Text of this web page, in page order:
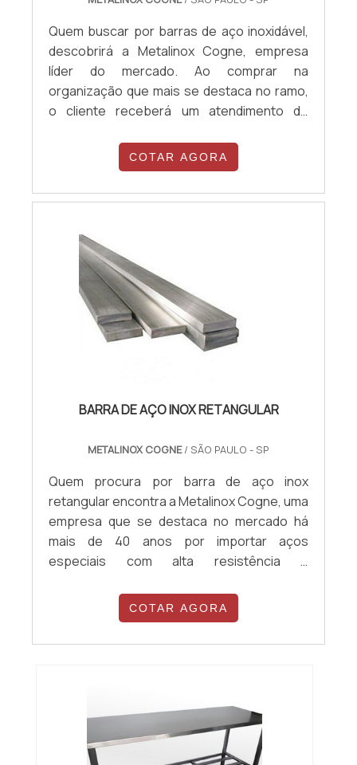
Quem buscar por barras de aço inoxidável,
descobrirá a Metalinox Cogne, empresa
líder do mercado. Ao comprar na
organização que mais se destaca no ramo,
o cliente receberá um atendimento de
produtos que solucionem qualquer
demanda. Quando a necessidade é barras
de aço inoxidável, com a equipe da Metalinox
e diversas opções de pagamento
disponíveis.MAIS D...
COTAR AGORA
BARRA DE AÇO INOX RETANGULAR
METALINOX COGNE/ SÃO PAULO - SP
Quem procura por barra de aço inox
retangular encontra a Metalinox Cogne, uma
empresa que se destaca no mercado há
mais de 40 anos por importar aços
especiais com alta resistência e
companhia investe constantemente em
melhorias nos seus processos, além de
possuir um rigoroso controle de qualidade.
COTAR AGORA